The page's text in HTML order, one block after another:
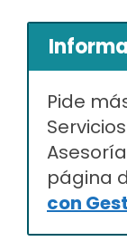
Pide
página
con